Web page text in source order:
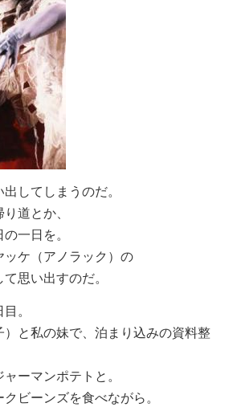
してしまうのだ。
道とか、
一日を。
ケ（アノラック）の
思い出すのだ。
。
と私の妹で、泊まり込みの資料整
ーマンポテトと。
ビーンズを食べながら。